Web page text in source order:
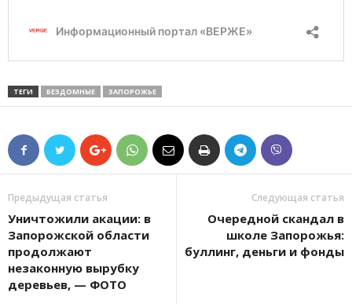
ТЕГИ БЕЗДОМНЫЕ ЗАПОРОЖЬЕ
Предыдущая статья
Уничтожили акации: в
Запорожской области
продолжают
незаконную вырубку
деревьев, — ФОТО
Следующая статья
Очередной скандал в
школе Запорожья:
буллинг, деньги и фонды